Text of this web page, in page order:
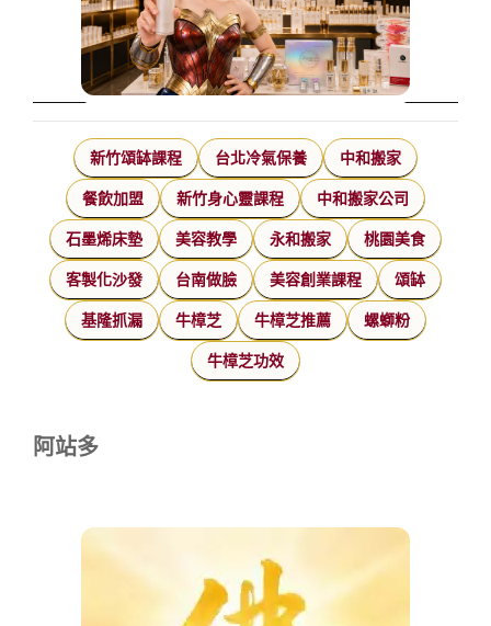
新竹頌缽課程 台北冷氣保養 中和搬家
餐飲加盟 新竹身心靈課程 中和搬家公司
石墨烯床墊 美容教學 永和搬家 桃園美食
客製化沙發 台南做臉 美容創業課程 頌缽
基隆抓漏 牛樟芝 牛樟芝推薦 螺螄粉
牛樟芝功效
阿站多